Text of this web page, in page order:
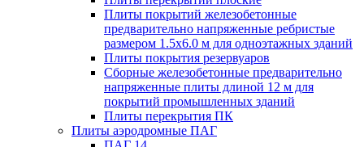
Плиты покрытий железобетонные
предварительно напряженные ребристые
размером 1.5х6.0 м для одноэтажных зданий
Плиты покрытия резервуаров
Сборные железобетонные предварительно
напряженные плиты длиной 12 м для
покрытий промышленных зданий
Плиты перекрытия ПК
Плиты аэродромные ПАГ